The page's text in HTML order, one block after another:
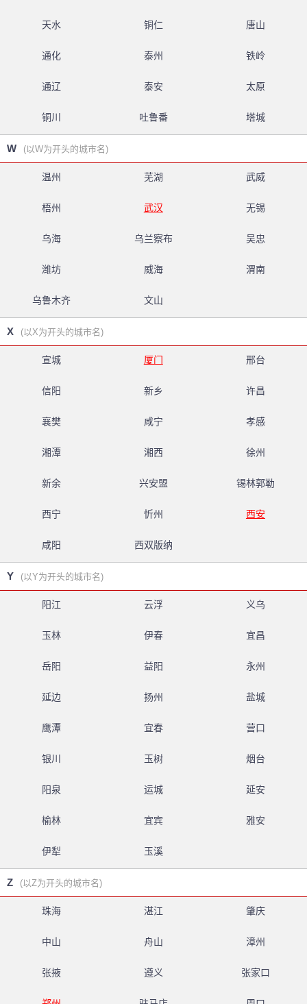
天水 铜仁 唐山
通化 泰州 铁岭
通辽 泰安 太原
铜川 吐鲁番 塔城
W (以W为开头的城市名)
温州 芜湖 武威
梧州 武汉 无锡
乌海 乌兰察布 吴忠
潍坊 威海 渭南
乌鲁木齐 文山
X (以X为开头的城市名)
宣城 厦门 邢台
信阳 新乡 许昌
襄樊 咸宁 孝感
湘潭 湘西 徐州
新余 兴安盟 锡林郭勒
西宁 忻州 西安
咸阳 西双版纳
Y (以Y为开头的城市名)
阳江 云浮 义乌
玉林 伊春 宜昌
岳阳 益阳 永州
延边 扬州 盐城
鹰潭 宜春 营口
银川 玉树 烟台
阳泉 运城 延安
榆林 宜宾 雅安
伊犁 玉溪
Z (以Z为开头的城市名)
珠海 湛江 肇庆
中山 舟山 漳州
张掖 遵义 张家口